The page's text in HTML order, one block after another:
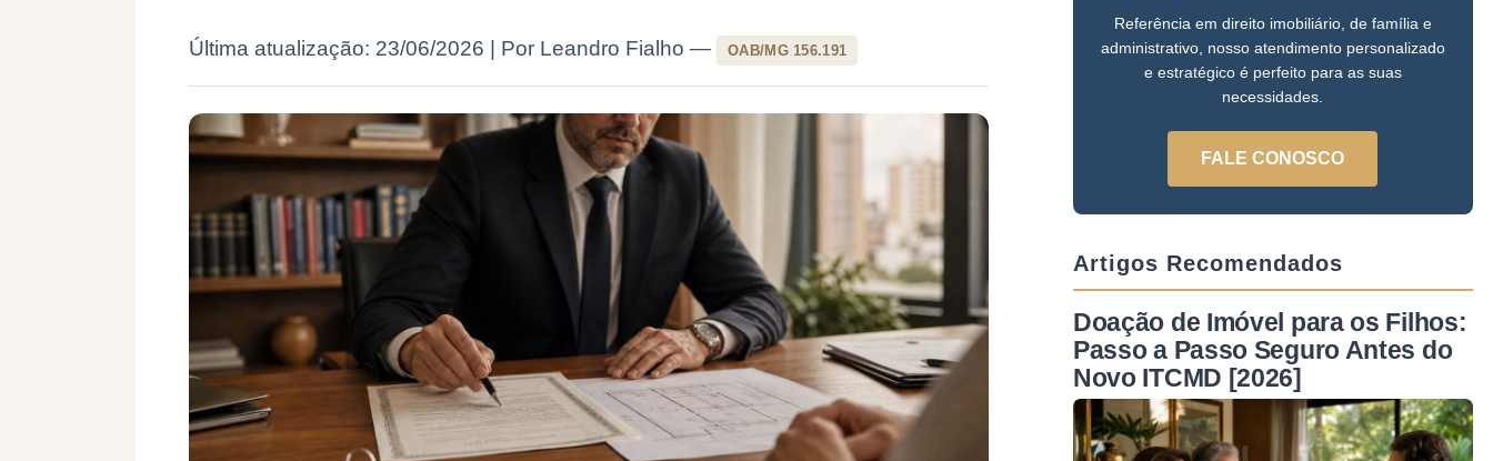
Última atualização: 23/06/2026 | Por Leandro Fialho — OAB/MG 156.191
Referência em direito imobiliário, de família e
administrativo, nosso atendimento personalizado
e estratégico é perfeito para as suas
necessidades.
FALE CONOSCO
Artigos Recomendados
Doação de Imóvel para os Filhos:
Passo a Passo Seguro Antes do
Novo ITCMD [2026]